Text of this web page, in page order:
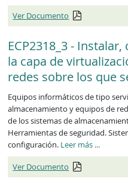
Ver Documento
ECP2318_3 -
la capa de
redes sobre los que
Equipos informáticos de tipo
almacenamiento y equipos de
de los sistemas de
Herramientas de seguridad.
configuración. Leer más ECP2318_3
...
Ver Documento